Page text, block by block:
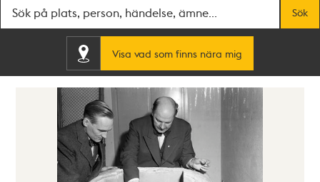
Sök
Visa vad som finns nära mig